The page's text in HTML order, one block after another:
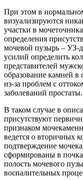
При этом в
визуализируются
участки в
определения
мочевой пузырь – УЗ-
усилий определить
представителей
образование камней в
из-за проблем с
заболеваний простаты.
В таком случае в
присутствуют
признаком
ведется о вторичных
подтверждение
сформированы в
полость мочевого
воспалительных